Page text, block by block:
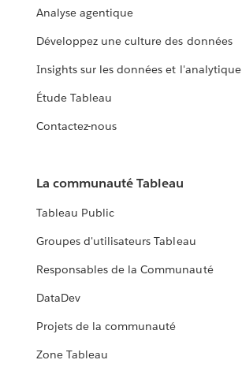
Analyse agentique
Développez une culture des données
Insights sur les données et l'analytique
Étude Tableau
Contactez-nous
La communauté Tableau
Tableau Public
Groupes d'utilisateurs Tableau
Responsables de la Communauté
DataDev
Projets de la communauté
Zone Tableau